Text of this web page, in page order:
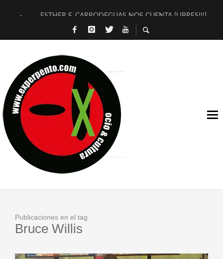
ESTHER F. CARRODEGUAS NOS CUENTA [LIBRES!!!]
[TERRA DE GUAPES] DE SANDRA MONFORT
TIMBRE 4, LA ESCUELA DEL DIRECTOR TEATRAL CLAUDIO
30 AÑOS (NO ES NADA) DE LA KATARSIS DEL TOMATAZO
MILITARES JUDÍAS EN #EXVITA
D’BALDOMEROS REINVENTAN [BITÁCORA 3.0] EN EXVITA
MARSHALL FLASH PRESENTA EN EXVITA [RELATIVA
JOFRE BARDAGÍ EN EXVITA INTERPRETANDO A SERRAT
Publicaciones en el tag
Bruce Willis